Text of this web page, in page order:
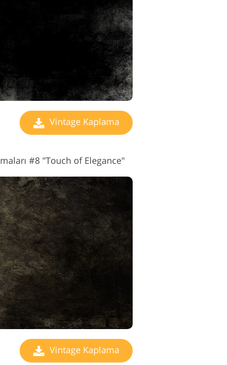
Vintage Kaplama
#8 "Touch of Elegance"
Vintage Kaplama